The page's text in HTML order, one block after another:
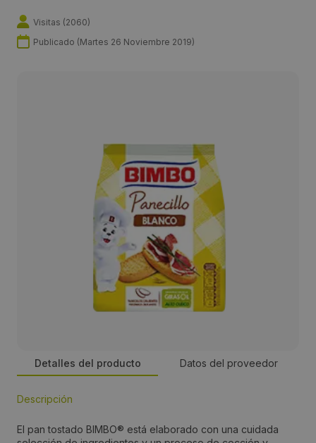
Visitas (2060)
Publicado (Martes 26 Noviembre 2019)
Detalles del producto Datos del proveedor
Descripción
El pan tostado BIMBO® está elaborado con una cuidada
Responsable Marketing